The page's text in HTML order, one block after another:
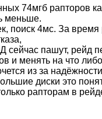
74мгб рапторов
меньше.
поиск 4мс. За
сейчас пашут, рейд
и менять на что либо
из за
диски это
рапторам в